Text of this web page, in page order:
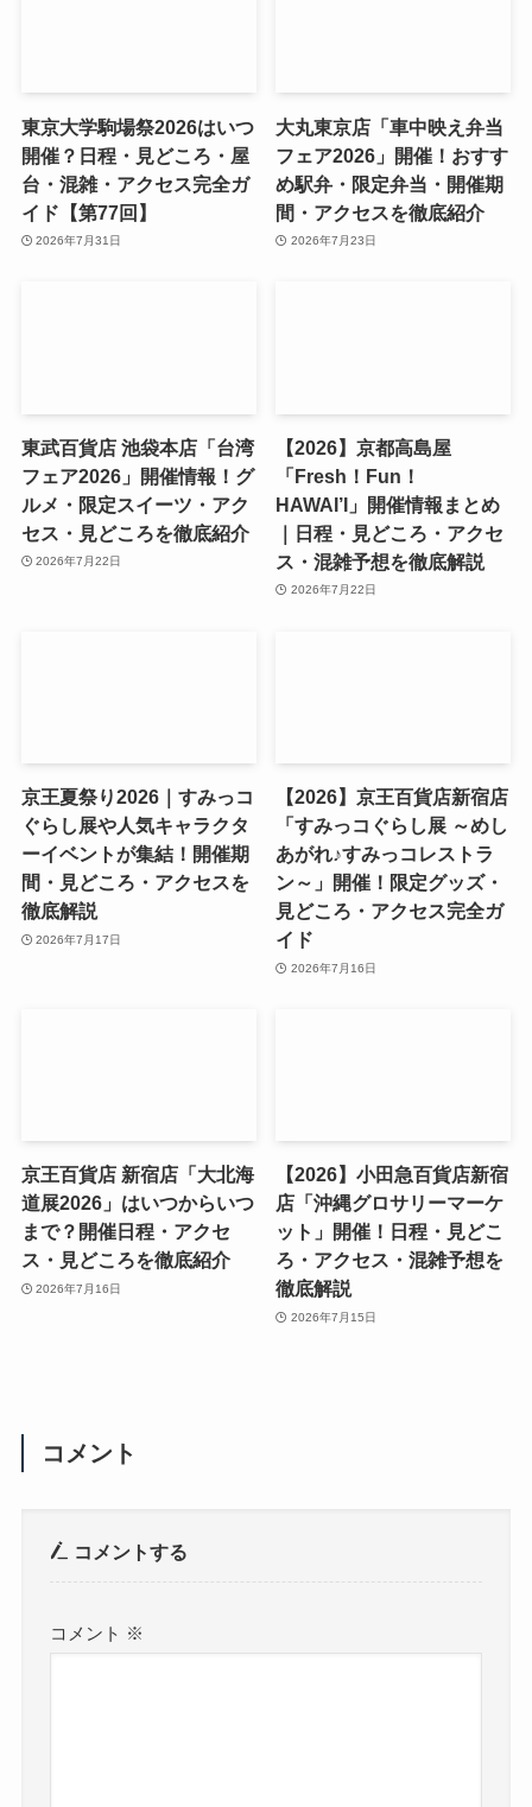
東京大学駒場祭2026はいつ
開催？日程・見どころ・屋
台・混雑・アクセス完全ガ
イド【第77回】
2026年7月31日
大丸東京店「車中映え弁当
フェア2026」開催！おすす
め駅弁・限定弁当・開催期
間・アクセスを徹底紹介
2026年7月23日
東武百貨店 池袋本店「台湾
フェア2026」開催情報！グ
ルメ・限定スイーツ・アク
セス・見どころを徹底紹介
2026年7月22日
【2026】京都高島屋
「Fresh！Fun！
HAWAI’I」開催情報まとめ
｜日程・見どころ・アクセ
ス・混雑予想を徹底解説
2026年7月22日
京王夏祭り2026｜すみっコ
ぐらし展や人気キャラクタ
ーイベントが集結！開催期
間・見どころ・アクセスを
徹底解説
2026年7月17日
【2026】京王百貨店新宿店
「すみっコぐらし展 ～めし
あがれ♪すみっコレストラ
ン～」開催！限定グッズ・
見どころ・アクセス完全ガ
イド
2026年7月16日
京王百貨店 新宿店「大北海
道展2026」はいつからいつ
まで？開催日程・アクセ
ス・見どころを徹底紹介
2026年7月16日
【2026】小田急百貨店新宿
店「沖縄グロサリーマーケ
ット」開催！日程・見どこ
ろ・アクセス・混雑予想を
徹底解説
2026年7月15日
コメント
コメントする
コメント ※